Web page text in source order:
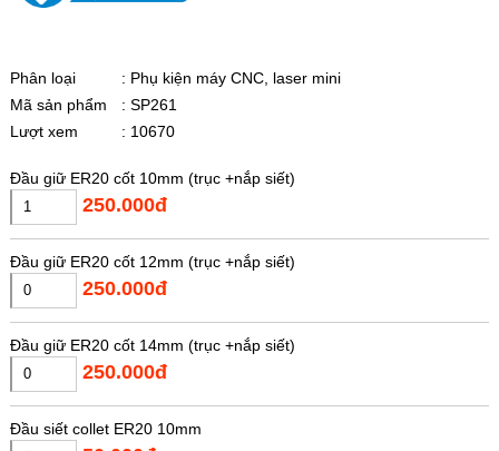
Phân loại
: Phụ kiện máy CNC, laser mini
Mã sản phẩm
: SP261
Lượt xem
: 10670
Đầu giữ ER20 cốt 10mm (trục +nắp siết)
250.000đ
Đầu giữ ER20 cốt 12mm (trục +nắp siết)
250.000đ
Đầu giữ ER20 cốt 14mm (trục +nắp siết)
250.000đ
Đầu siết collet ER20 10mm